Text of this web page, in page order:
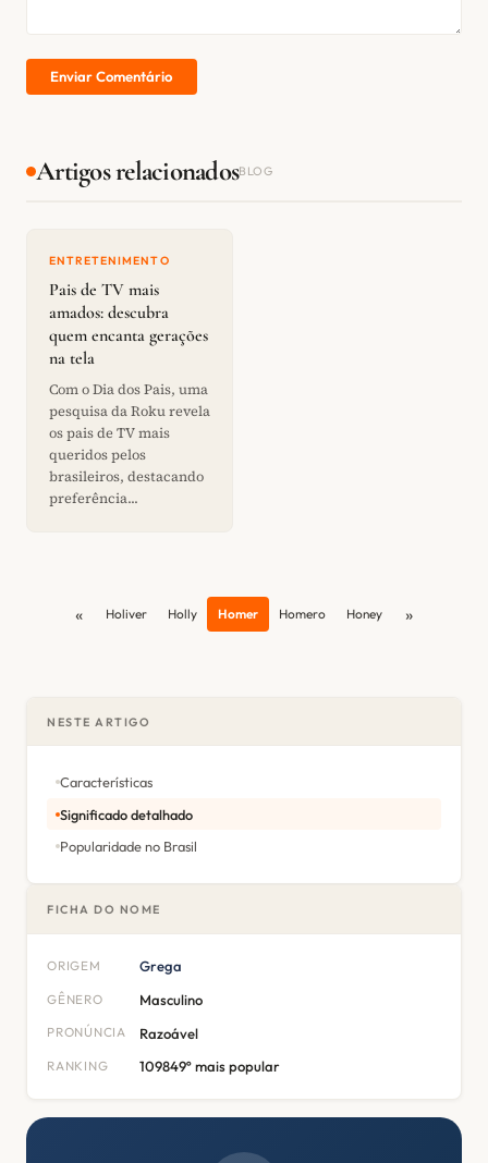
Enviar Comentário
Artigos relacionadosBLOG
ENTRETENIMENTO
Pais de TV mais
amados: descubra
quem encanta gerações
na tela
Com o Dia dos Pais, uma
pesquisa da Roku revela
os pais de TV mais
queridos pelos
brasileiros, destacando
preferência...
« Holiver Holly Homer Homero Honey »
NESTE ARTIGO
Características
Significado detalhado
Popularidade no Brasil
FICHA DO NOME
ORIGEM Grega
GÊNERO Masculino
PRONÚNCIA Razoável
RANKING 109849º mais popular